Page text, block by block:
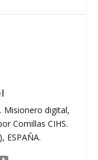
Misionero digital,
Comillas CIHS.
ESPAÑA.